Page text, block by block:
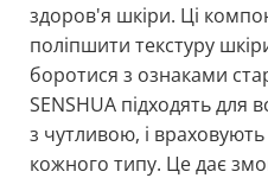
здоров'я шкіри. Ці
поліпшити текстуру
боротися з ознаками
SENSHUA підходять для
з чутливою, і враховують
кожного типу. Це дає